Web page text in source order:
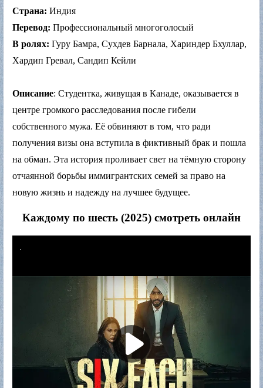
Страна: Индия
Перевод: Профессиональный многоголосый
В ролях: Гуру Бамра, Сухдев Барнала, Хариндер Бхуллар,
Хардип Гревал, Сандип Кейли
Описание: Студентка, живущая в Канаде, оказывается в
центре громкого расследования после гибели
собственного мужа. Её обвиняют в том, что ради
получения визы она вступила в фиктивный брак и пошла
на обман. Эта история проливает свет на тёмную сторону
отчаянной борьбы иммигрантских семей за право на
новую жизнь и надежду на лучшее будущее.
Каждому по шесть (2025) смотреть онлайн